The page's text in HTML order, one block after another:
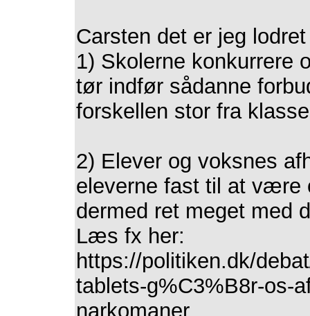
Carsten det er jeg
1) Skolerne konkurrere
tør indfør sådanne
forskellen stor fra
2) Elever og voksnes
eleverne fast til at være
dermed ret meget med
Læs fx her:
https://politiken.dk/
tablets-g%C3%B8r-os-
narkomaner